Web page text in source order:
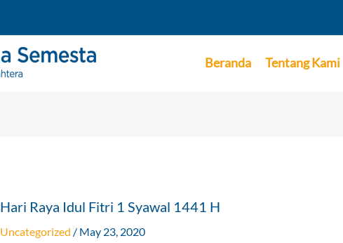
Beranda Tentang Kami
Hari Raya Idul Fitri 1 Syawal 1441 H
Uncategorized / May 23, 2020